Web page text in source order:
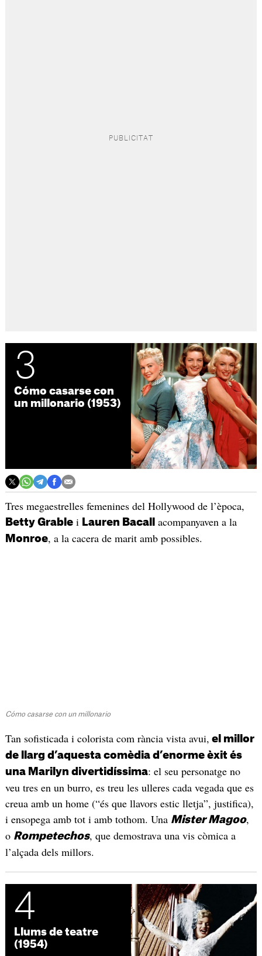
3
Cómo casarse con
un millonario (1953)
Tres megaestrelles femenines del Hollywood de l’època,
Betty Grablei Lauren Bacall acompanyaven a la
Monroe, a la cacera de marit amb possibles.
Cómo casarse con un millonario
Tan sofisticada i colorista com rància vista avui, el millor
de llarg d’aquesta comèdia d’enorme èxit és
una Marilyn divertidíssima: el seu personatge no
veu tres en un burro, es treu les ulleres cada vegada que es
creua amb un home (“és que llavors estic lletja”, justifica),
i ensopega amb tot i amb tothom. Una Mister Magoo,
o Rompetechos, que demostrava una vis còmica a
l’alçada dels millors.
4
Llums de teatre
(1954)